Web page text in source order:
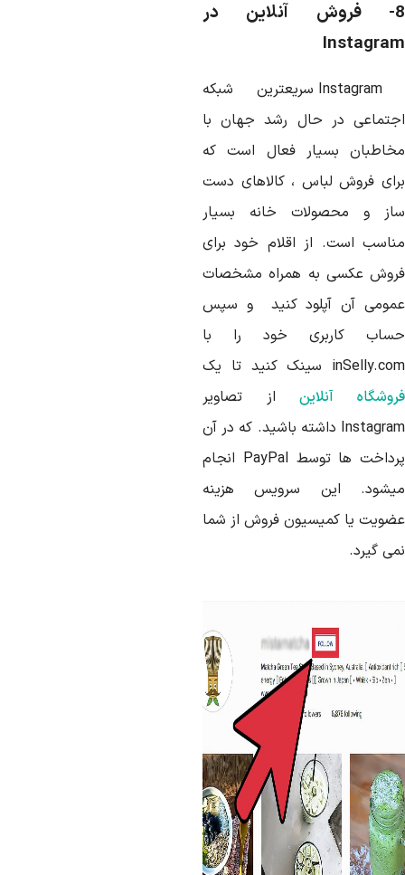
در
Instagramسریعترین شبکه
در حال رشد جهان با
بسیار فعال است که
فروش لباس ، کالاهای دست
و محصولات خانه بسیار
است. از اقلام خود برای
عکسی به همراه مشخصات
آن آپلود کنید و سپس
کاربری خود را با
سینک کنید تا یک
آنلایناز تصاویر
داشته باشید. که در آن
ها توسط PayPalانجام
این سرویس هزینه
یا کمیسیون فروش از شما
گیرد.